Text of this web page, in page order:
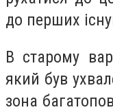
до перших
В старому
який був
зона